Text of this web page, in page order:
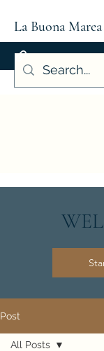
La Buona Marea
Post
All Posts